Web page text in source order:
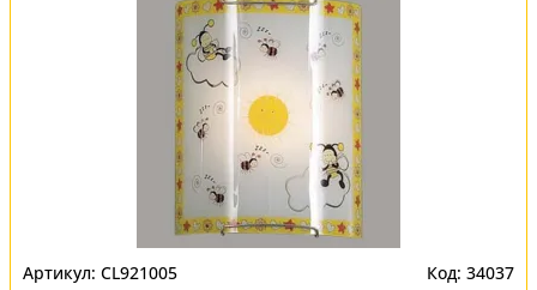
CL921005 34037